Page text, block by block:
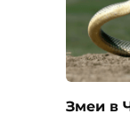
Змеи в